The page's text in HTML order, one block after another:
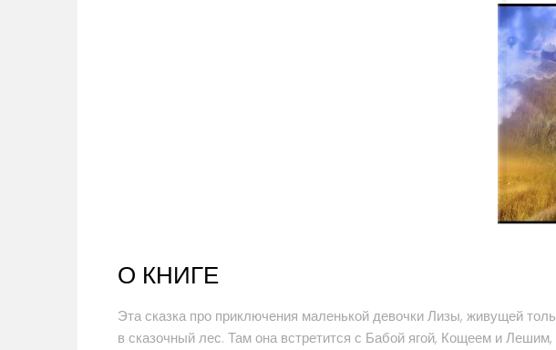
О КНИГЕ
Эта сказка про приключения маленькой девочки Лизы, живущей
в сказочный лес. Там она встретится с Бабой ягой, Кощеем и